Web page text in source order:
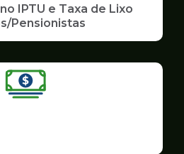
IPTU e Taxa de Lixo
Pensionistas